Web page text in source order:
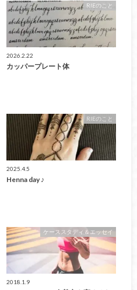
RIEのこと
2026.2.22
カッパープレート体
RIEのこと
2025.4.5
Henna day ♪
ケーススタディ＆エッセイ
2018.1.9